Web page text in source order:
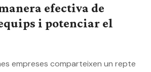
efectiva de
i potenciar el
empreses comparteixen un repte